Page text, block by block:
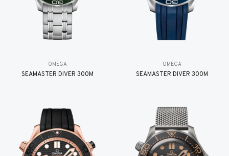
OMEGA
SEAMASTER DIVER 300M
OMEGA
SEAMASTER DIVER 300M